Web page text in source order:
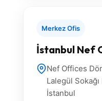
Merkez Ofis
İstanbul Nef
Nef Offices
Lalegül
İstanbul